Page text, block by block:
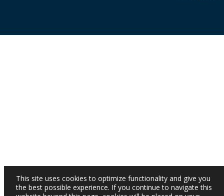
This site uses cookies to optimize functionality and give you
the best possible experience. If you continue to navigate this